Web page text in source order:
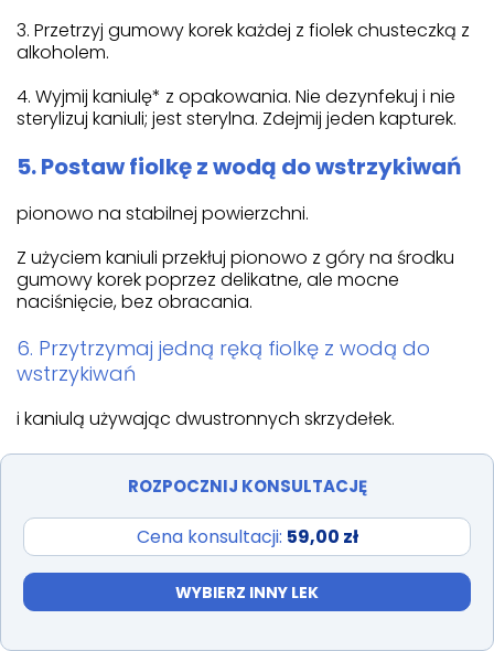
3. Przetrzyj gumowy korek każdej z fiolek chusteczką z
alkoholem.
4. Wyjmij kaniulę* z opakowania. Nie dezynfekuj i nie
sterylizuj kaniuli; jest sterylna. Zdejmij jeden kapturek.
5. Postaw fiolkę z wodą do wstrzykiwań
pionowo na stabilnej powierzchni.
Z użyciem kaniuli przekłuj pionowo z góry na środku
gumowy korek poprzez delikatne, ale mocne
naciśnięcie, bez obracania.
6. Przytrzymaj jedną ręką fiolkę z wodą do
wstrzykiwań
i kaniulą używając dwustronnych skrzydełek.
Zdejmij kapturek pozostający na szczycie kaniuli.
wstrzykiwań
i kaniulą używając dwustronnych skrzydełek.
nad kaniulą umieść końcówkę kaniuli na środku korka.
ROZPOCZNIJ KONSULTACJĘ
Cena konsultacji: 59,00 zł
WYBIERZ INNY LEK